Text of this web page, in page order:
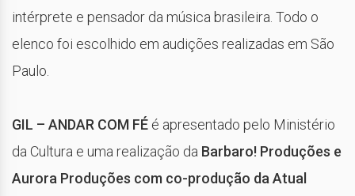
intérprete e pensador da música brasileira. Todo o
elenco foi escolhido em audições realizadas em São
Paulo.
GIL – ANDAR COM FÉ é apresentado pelo Ministério
da Cultura e uma realização da Barbaro! Produções e
Aurora Produções com co-produção da Atual